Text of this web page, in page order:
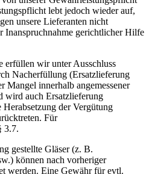
lebt jedoch wieder auf,
unsere Lieferanten nicht
Inanspruchnahme gerichtlicher Hilfe
erfüllen wir unter Ausschluss
Nacherfüllung (Ersatzlieferung
Mangel innerhalb angemessener
wird auch Ersatzlieferung
der Vergütung
Für
3.7.
gestellte Gläser (z. B.
können nach vorheriger
werden. Eine Gewähr für evtl.